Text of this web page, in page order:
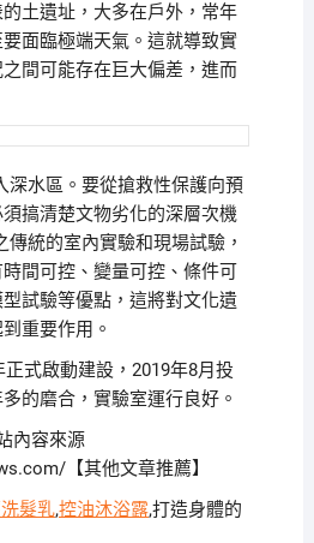
土遺址，大多在戶外，常年
面臨極端天氣。這就導致實
間可能存在巨大偏差，進而
水區。要從搶救性保護向預
搞清楚文物劣化的深層次機
傳統的室內實驗和現場試驗，
間可控、變量可控、條件可
試驗等優點，這將對文化遺
重要作用。
式啟動建設，2019年8月投
的磨合，實驗室運行良好。
內容來源
【其他文章推薦】
髮乳,控油沐浴露,打造身體的